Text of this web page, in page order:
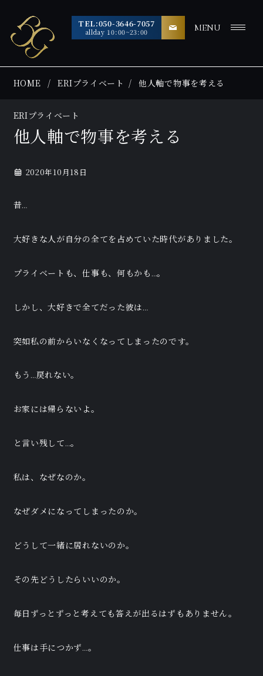
TEL:050-3646-7057
allday 10:00~23:00 MENU
HOME ERIプライベート 他人軸で物事を考える
ERIプライベート
他人軸で物事を考える
2020年10月18日
昔…
大好きな人が自分の全てを占めていた時代がありました。
プライベートも、仕事も、何もかも…。
しかし、大好きで全てだった彼は…
突如私の前からいなくなってしまったのです。
もう…戻れない。
お家には帰らないよ。
と言い残して…。
私は、なぜなのか。
なぜダメになってしまったのか。
どうして一緒に居れないのか。
その先どうしたらいいのか。
毎日ずっとずっと考えても答えが出るはずもありません。
仕事は手につかず…。